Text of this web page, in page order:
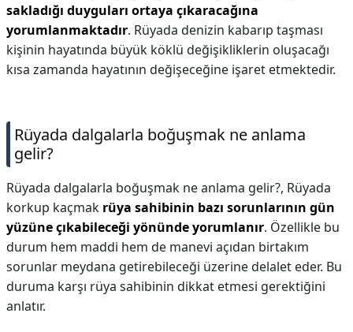
sakladığı duyguları ortaya çıkaracağına
yorumlanmaktadır. Rüyada denizin kabarıp taşması
kişinin hayatında büyük köklü değişikliklerin oluşacağı
kısa zamanda hayatının değişeceğine işaret etmektedir.
Rüyada dalgalarla boğuşmak ne anlama
gelir?
Rüyada dalgalarla boğuşmak ne anlama gelir?, Rüyada
korkup kaçmak rüya sahibinin bazı sorunlarının gün
yüzüne çıkabileceği yönünde yorumlanır. Özellikle bu
durum hem maddi hem de manevi açıdan birtakım
sorunlar meydana getirebileceği üzerine delalet eder. Bu
duruma karşı rüya sahibinin dikkat etmesi gerektiğini
anlatır.